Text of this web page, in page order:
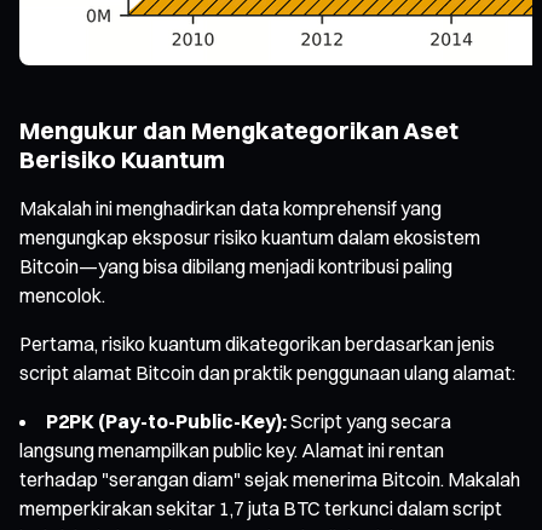
Mengukur dan Mengkategorikan Aset
Berisiko Kuantum
Makalah ini menghadirkan data komprehensif yang
mengungkap eksposur risiko kuantum dalam ekosistem
Bitcoin—yang bisa dibilang menjadi kontribusi paling
mencolok.
Pertama, risiko kuantum dikategorikan berdasarkan jenis
script alamat Bitcoin dan praktik penggunaan ulang alamat:
P2PK (Pay-to-Public-Key):Script yang secara
langsung menampilkan public key. Alamat ini rentan
terhadap "serangan diam" sejak menerima Bitcoin. Makalah
memperkirakan sekitar 1,7 juta BTC terkunci dalam script